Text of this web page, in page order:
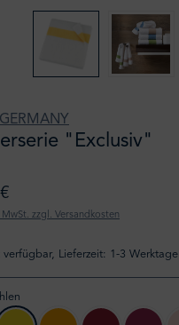
GERMANY
"Exclusiv"
MwSt. zzgl. Versandkosten
verfügbar, Lieferzeit: 1-3 Werktage